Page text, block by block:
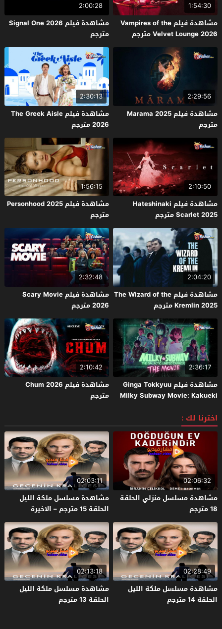
1:54:30
مشاهدة فيلم Vampires of the
Velvet Lounge 2026 مترجم
2:00:28
مشاهدة فيلم Signal One 2026
مترجم
2:29:56
مشاهدة فيلم Marama 2025
مترجم
2:30:13
مشاهدة فيلم The Greek Aisle
2026 مترجم
2:10:50
مشاهدة فيلم Hateshinaki
Scarlet 2025 مترجم
1:56:15
مشاهدة فيلم Personhood 2025
مترجم
2:04:20
مشاهدة فيلم The Wizard of the
Kremlin 2025 مترجم
2:32:48
مشاهدة فيلم Scary Movie
2026 مترجم
2:36:17
مشاهدة فيلم Ginga Tokkyuu
Milky Subway Movie: Kakueki
2:10:42
مشاهدة فيلم Chum 2026
مترجم
اخترنا لك :
02:06:32
مشاهدة مسلسل منزلي الحلقة
18 مترجم
02:03:11
مشاهدة مسلسل ملكة الليل
الحلقة 15 مترجم – الاخيرة
02:28:49
مشاهدة مسلسل ملكة الليل
الحلقة 14 مترجم
02:13:18
مشاهدة مسلسل ملكة الليل
الحلقة 13 مترجم